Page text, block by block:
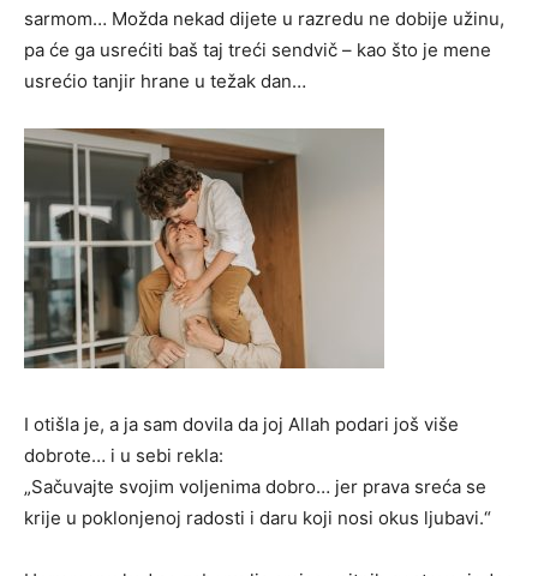
sarmom… Možda nekad dijete u razredu ne dobije užinu,
pa će ga usrećiti baš taj treći sendvič – kao što je mene
usrećio tanjir hrane u težak dan…
I otišla je, a ja sam dovila da joj Allah podari još više
dobrote… i u sebi rekla:
„Sačuvajte svojim voljenima dobro… jer prava sreća se
krije u poklonjenoj radosti i daru koji nosi okus ljubavi.“